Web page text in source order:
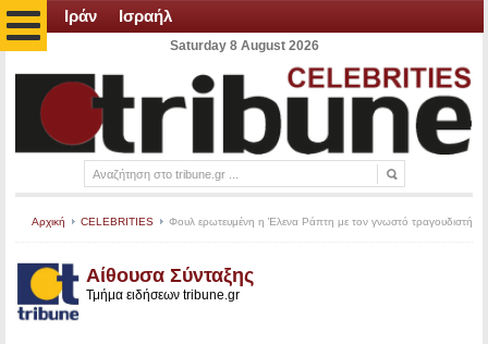
Ιράν Ισραήλ
Saturday 8 August 2026
Αρχική CELEBRITIES Φουλ ερωτευμένη η Έλενα Ράπτη με τον γνωστό τραγουδιστή
Αίθουσα Σύνταξης
Τμήμα ειδήσεων tribune.gr